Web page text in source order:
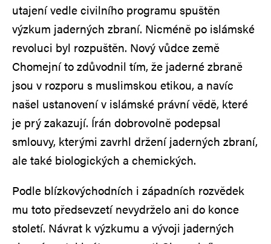
utajení vedle civilního programu spuštěn
výzkum jaderných zbraní. Nicméně po islámské
revoluci byl rozpuštěn. Nový vůdce země
Chomejní to zdůvodnil tím, že jaderné zbraně
jsou v rozporu s muslimskou etikou, a navíc
našel ustanovení v islámské právní vědě, které
je prý zakazují. Írán dobrovolně podepsal
smlouvy, kterými zavrhl držení jaderných zbraní,
ale také biologických a chemických.
Podle blízkovýchodních i západních rozvědek
mu toto předsevzetí nevydrželo ani do konce
století. Návrat k výzkumu a vývoji jaderných